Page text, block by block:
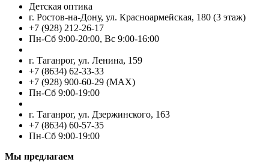
Детская оптика
г. Ростов-на-Дону, ул. Красноармейская, 180 (3 этаж)
+7 (928) 212-26-17
Пн-Cб 9:00-20:00, Вс 9:00-16:00
г. Таганрог, ул. Ленина, 159
+7 (8634) 62-33-33
+7 (928) 900-60-29 (MAX)
Пн-Cб 9:00-19:00
г. Таганрог, ул. Дзержинского, 163
+7 (8634) 60-57-35
Пн-Сб 9:00-19:00
Мы предлагаем